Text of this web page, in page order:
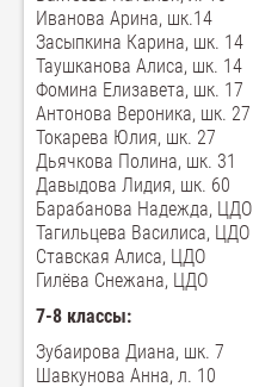
Иванова Арина, шк.14
Засыпкина Карина, шк. 14
Таушканова Алиса, шк. 14
Фомина Елизавета, шк. 17
Антонова Вероника, шк. 27
Токарева Юлия, шк. 27
Дьячкова Полина, шк. 31
Давыдова Лидия, шк. 60
Барабанова Надежда, ЦДО
Тагильцева Василиса, ЦДО
Ставская Алиса, ЦДО
Гилёва Снежана, ЦДО
7-8 классы:
Зубаирова Диана, шк. 7
Шавкунова Анна, л. 10